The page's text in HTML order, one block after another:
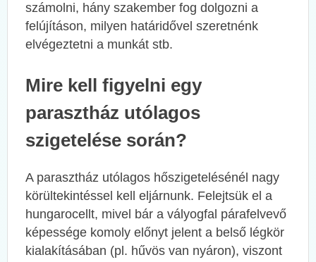
számolni, hány szakember fog dolgozni a
felújításon, milyen határidővel szeretnénk
elvégeztetni a munkát stb.
Mire kell figyelni egy
parasztház utólagos
szigetelése során?
A parasztház utólagos hőszigetelésénél nagy
körültekintéssel kell eljárnunk. Felejtsük el a
hungarocellt, mivel bár a vályogfal párafelvevő
képessége komoly előnyt jelent a belső légkör
kialakításában (pl. hűvös van nyáron), viszont